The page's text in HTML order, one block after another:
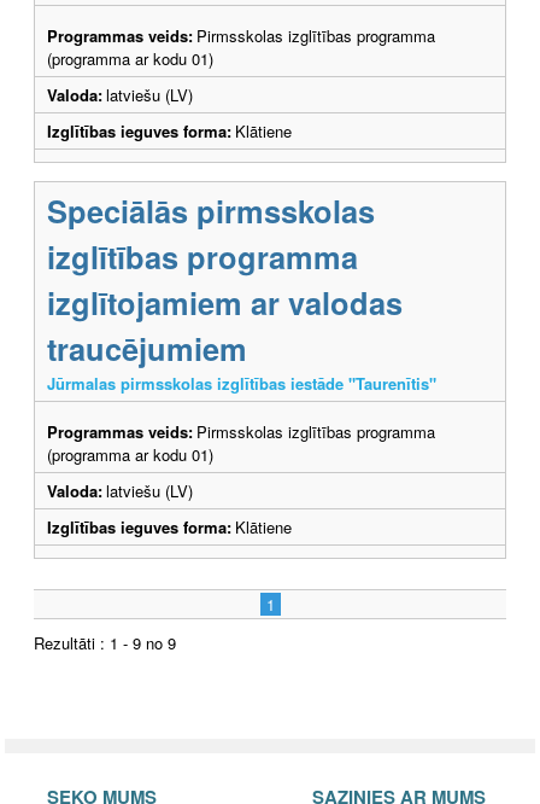
Programmas veids: Pirmsskolas izglītības programma
(programma ar kodu 01)
Valoda:latviešu (LV)
Izglītības ieguves forma: Klātiene
Speciālās pirmsskolas
izglītības programma
izglītojamiem ar valodas
traucējumiem
Jūrmalas pirmsskolas izglītības iestāde "Taurenītis"
Programmas veids: Pirmsskolas izglītības programma
(programma ar kodu 01)
Valoda:latviešu (LV)
Izglītības ieguves forma: Klātiene
1
Rezultāti : 1 - 9 no 9
SEKO MUMS SAZINIES AR MUMS